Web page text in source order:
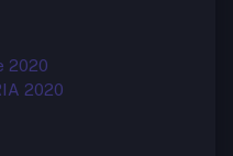
2020
2020